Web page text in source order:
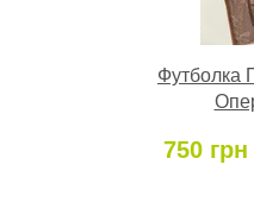
Футболка
750 грн